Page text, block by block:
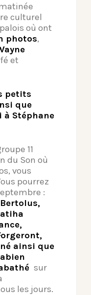
culturel
où ont
photos,
et
petits
que
à Stéphane
11
du Son où
vous
pourrez
:
ainsi que
sur
les jours.